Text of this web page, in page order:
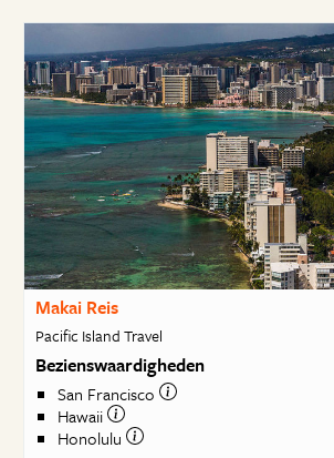
Makai Reis
Pacific Island Travel
Bezienswaardigheden
San Francisco
Hawaii
Honolulu